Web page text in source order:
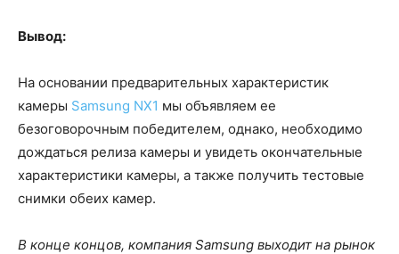
Вывод:
На основании предварительных характеристик
камеры Samsung NX1 мы объявляем ее
безоговорочным победителем, однако, необходимо
дождаться релиза камеры и увидеть окончательные
характеристики камеры, а также получить тестовые
снимки обеих камер.
В конце концов, компания Samsung выходит на рынок